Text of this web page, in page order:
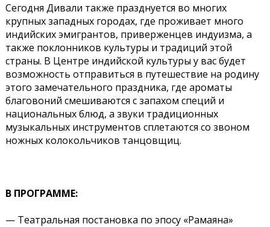
Сегодня Дивали также празднуется во многих
крупных западных городах, где проживает много
индийских эмигрантов, приверженцев индуизма, а
также поклонников культуры и традиций этой
страны. В Центре индийской культуры у вас будет
возможность отправиться в путешествие на родину
этого замечательного праздника, где ароматы
благовоний смешиваются с запахом специй и
национальных блюд, а звуки традиционных
музыкальных инструментов сплетаются со звоном
ножных колокольчиков танцовщиц.
В ПРОГРАММЕ:
— Театральная постановка по эпосу «Рамаяна»